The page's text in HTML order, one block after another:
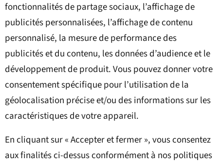
fonctionnalités de partage sociaux, l’affichage de
publicités personnalisées, l’affichage de contenu
personnalisé, la mesure de performance des
publicités et du contenu, les données d’audience et le
développement de produit. Vous pouvez donner votre
consentement spécifique pour l’utilisation de la
géolocalisation précise et/ou des informations sur les
caractéristiques de votre appareil.
En cliquant sur « Accepter et fermer », vous consentez
aux finalités ci-dessus conformément à nos politiques